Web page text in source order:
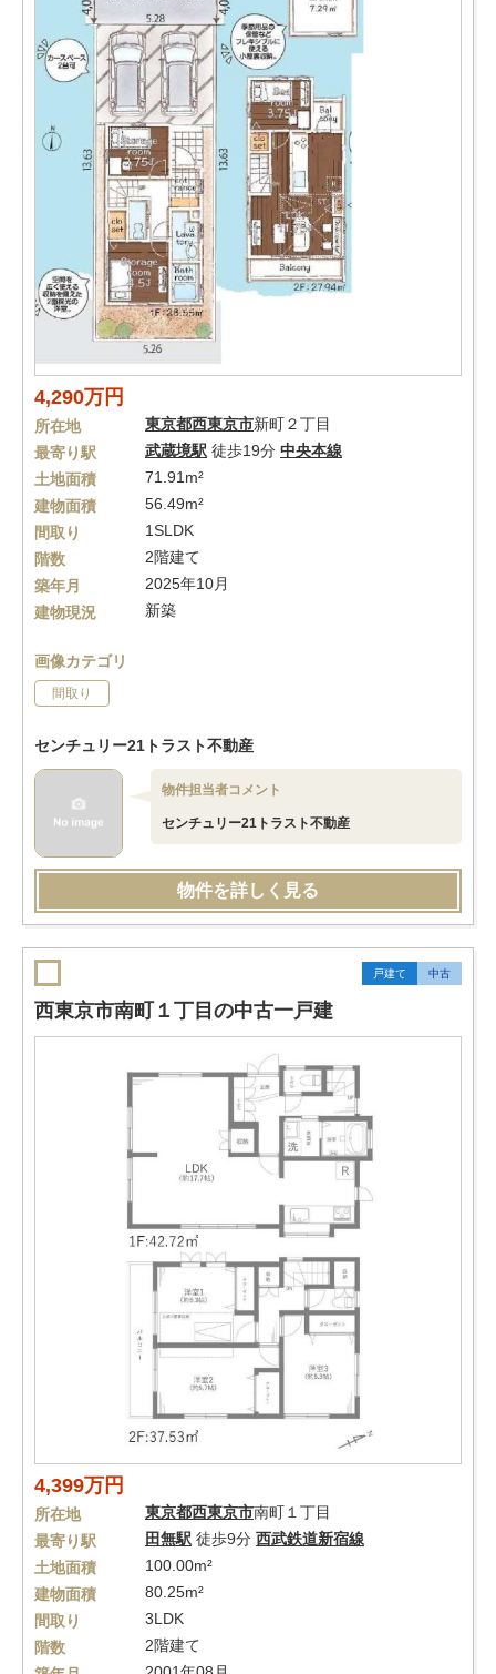
4,290万円
所在地 東京都西東京市新町２丁目
最寄り駅
武蔵境駅 徒歩19分 中央本線
土地面積
71.91m²
建物面積
56.49m²
間取り
1SLDK
階数
2階建て
築年月
2025年10月
建物現況
新築
画像カテゴリ
間取り
センチュリー21トラスト不動産
物件担当者コメント
センチュリー21トラスト不動産
物件を詳しく見る
戸建て 中古
西東京市南町１丁目の中古一戸建
4,399万円
所在地 東京都西東京市南町１丁目
最寄り駅
田無駅 徒歩9分 西武鉄道新宿線
土地面積
100.00m²
建物面積
80.25m²
間取り
3LDK
階数
2階建て